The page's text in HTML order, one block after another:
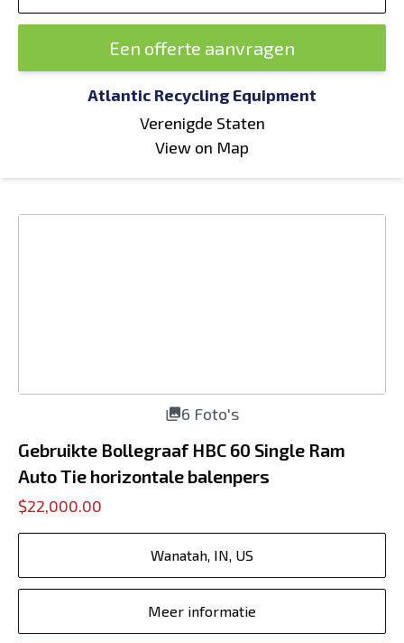
Een offerte aanvragen
Atlantic Recycling Equipment
Verenigde Staten
View on Map
6 Foto's
Gebruikte Bollegraaf HBC 60 Single Ram
Auto Tie horizontale balenpers
$22,000.00
Wanatah, IN, US
Meer informatie